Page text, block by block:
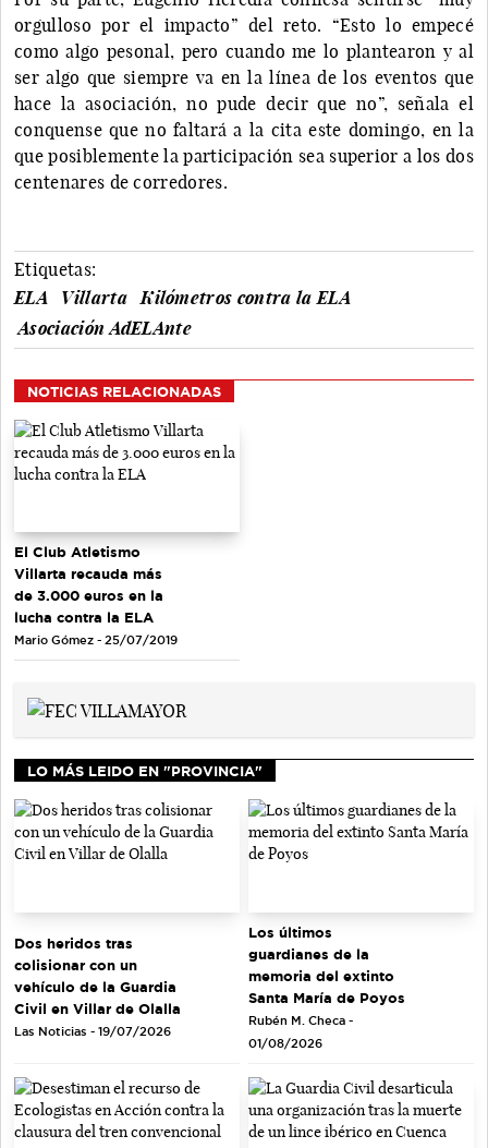
orgulloso por el impacto” del reto. “Esto lo empecé
como algo pesonal, pero cuando me lo plantearon y al
ser algo que siempre va en la línea de los eventos que
hace la asociación, no pude decir que no”, señala el
conquense que no faltará a la cita este domingo, en la
que posiblemente la participación sea superior a los dos
centenares de corredores.
Etiquetas:
ELA
Villarta
Kilómetros contra la ELA
Asociación AdELAnte
NOTICIAS RELACIONADAS
El Club Atletismo
Villarta recauda más
de 3.000 euros en la
lucha contra la ELA
Mario Gómez - 25/07/2019
LO MÁS LEIDO EN "PROVINCIA"
Dos heridos tras
colisionar con un
vehículo de la Guardia
Civil en Villar de Olalla
Las Noticias - 19/07/2026
Los últimos
guardianes de la
memoria del extinto
Santa María de Poyos
Rubén M. Checa -
01/08/2026